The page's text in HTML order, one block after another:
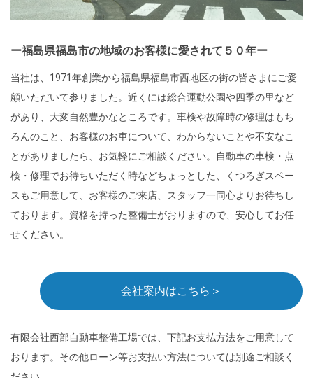
ー福島県福島市の地域のお客様に愛されて５０年ー
当社は、1971年創業から福島県福島市西地区の街の皆さまにご愛
顧いただいて参りました。近くには総合運動公園や四季の里など
があり、大変自然豊かなところです。車検や故障時の修理はもち
ろんのこと、お客様のお車について、わからないことや不安なこ
とがありましたら、お気軽にご相談ください。自動車の車検・点
検・修理でお待ちいただく時などちょっとした、くつろぎスペー
スもご用意して、お客様のご来店、スタッフ一同心よりお待ちし
ております。資格を持った整備士がおりますので、安心してお任
せください。
会社案内はこちら＞
有限会社西部自動車整備工場では、下記お支払方法をご用意して
おります。その他ローン等お支払い方法については別途ご相談く